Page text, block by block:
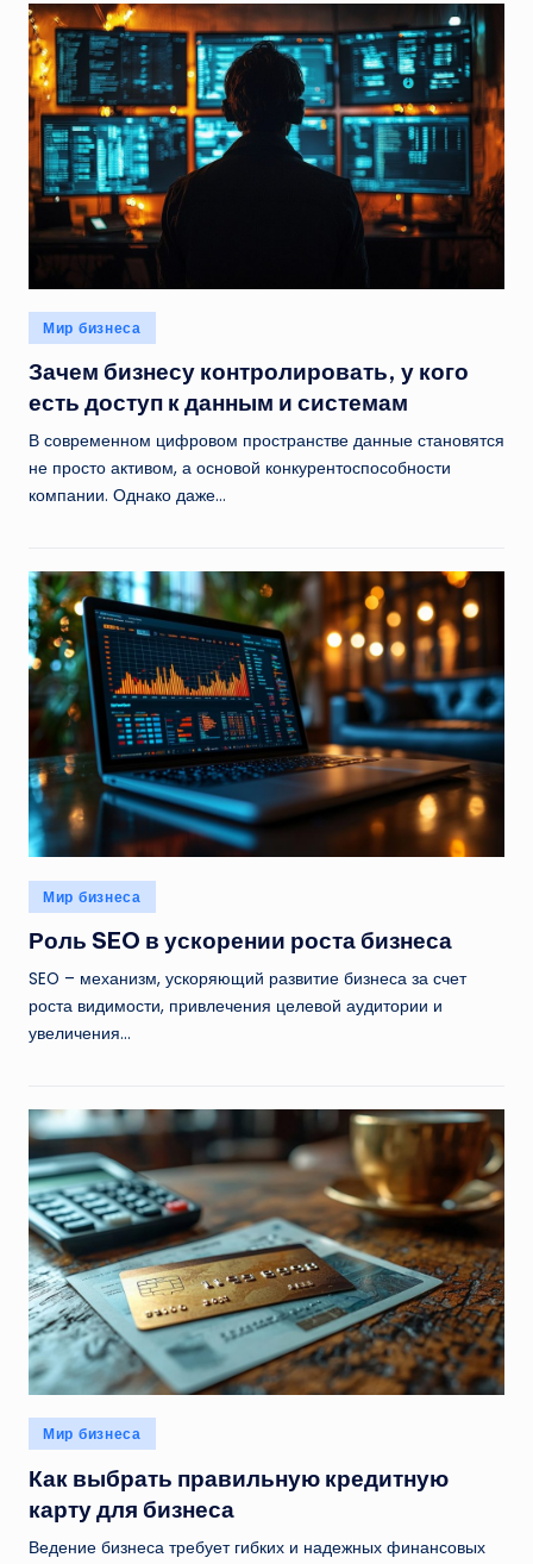
Опубликовано
в
Мир бизнеса
Зачем бизнесу контролировать, у кого
есть доступ к данным и системам
В современном цифровом пространстве данные становятся
не просто активом, а основой конкурентоспособности
компании. Однако даже…
Опубликовано
в
Мир бизнеса
Роль SEO в ускорении роста бизнеса
SEO – механизм, ускоряющий развитие бизнеса за счет
роста видимости, привлечения целевой аудитории и
увеличения…
Опубликовано
в
Мир бизнеса
Как выбрать правильную кредитную
карту для бизнеса
Ведение бизнеса требует гибких и надежных финансовых